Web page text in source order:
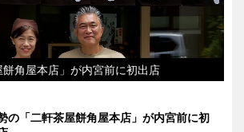
角屋本店」が内宮前に初出店
の「二軒茶屋餅角屋本店」が内宮前に初